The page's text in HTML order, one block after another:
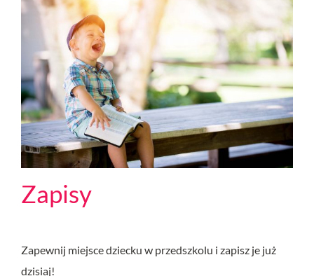
Zapisy
Zapewnij miejsce dziecku w przedszkolu i zapisz je już
dzisiaj!